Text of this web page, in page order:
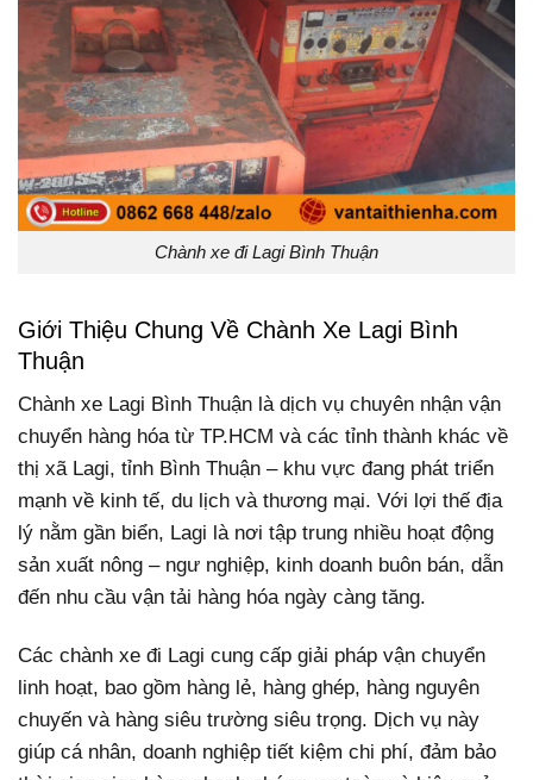
Chành xe đi Lagi Bình Thuận
Giới Thiệu Chung Về Chành Xe Lagi Bình
Thuận
Chành xe Lagi Bình Thuận là dịch vụ chuyên nhận vận
chuyển hàng hóa từ TP.HCM và các tỉnh thành khác về
thị xã Lagi, tỉnh Bình Thuận – khu vực đang phát triển
mạnh về kinh tế, du lịch và thương mại. Với lợi thế địa
lý nằm gần biển, Lagi là nơi tập trung nhiều hoạt động
sản xuất nông – ngư nghiệp, kinh doanh buôn bán, dẫn
đến nhu cầu vận tải hàng hóa ngày càng tăng.
Các chành xe đi Lagi cung cấp giải pháp vận chuyển
linh hoạt, bao gồm hàng lẻ, hàng ghép, hàng nguyên
chuyến và hàng siêu trường siêu trọng. Dịch vụ này
giúp cá nhân, doanh nghiệp tiết kiệm chi phí, đảm bảo